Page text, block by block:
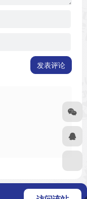
发表评论
广告合作 关于我们